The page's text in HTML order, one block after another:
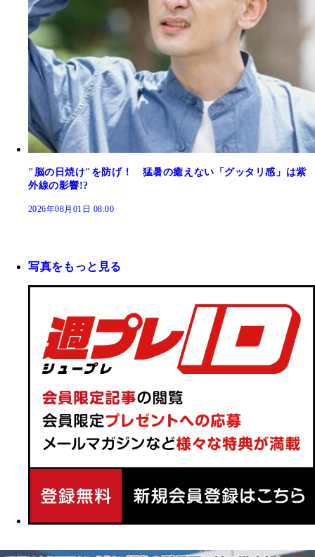
"脳の日焼け"を防げ！ 猛暑の癒えない「グッタリ感」は紫
外線の影響!?
2026年08月01日 08:00
写真をもっと見る